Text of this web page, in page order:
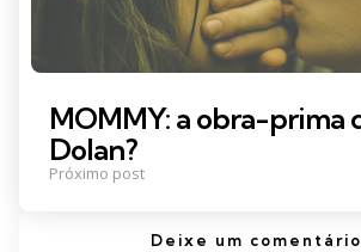
MOMMY: a obra-prima
Dolan?
Próximo post
Deixe um comentário